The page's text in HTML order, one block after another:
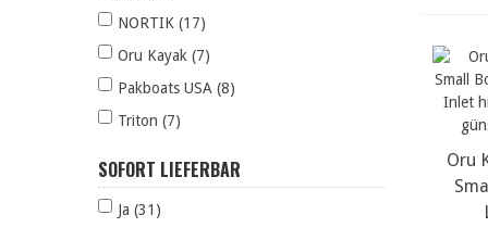
NORTIK (17)
Oru Kayak (7)
Pakboats USA (8)
Triton (7)
SOFORT LIEFERBAR
Ja (31)
Oru